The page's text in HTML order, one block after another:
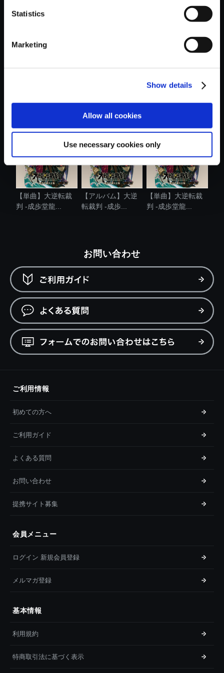
Statistics
Marketing
Show details
Allow all cookies
Use necessary cookies only
おすすめ商品
【単曲】大逆転裁
判 -成歩堂龍...
【アルバム】大逆
転裁判 -成歩...
【単曲】大逆転裁
判 -成歩堂龍...
お問い合わせ
ご利用情報
初めての方へ
ご利用ガイド
よくある質問
お問い合わせ
提携サイト募集
会員メニュー
ログイン 新規会員登録
メルマガ登録
基本情報
利用規約
特商取引法に基づく表示